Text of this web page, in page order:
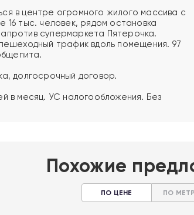
в центре огромного жилого массива с
16 тыс. человек, рядом остановка
супермаркета Пятерочка.
трафик вдоль помещения. 97
долгосрочный договор.
в месяц. УС налогообложения. Без
Похожие
ПО ЦЕНЕ ПО